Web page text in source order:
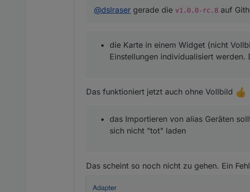
laden
@dslraser gerade die v1.0.0-rc.8 auf
die Karte in einem Widget (nicht
Einstellungen individualisiert
Das funktioniert jetzt auch ohne Vollbild
das Importieren von alias Geräten
sich nicht "tot" laden
Das scheint so noch nicht zu gehen. Ein